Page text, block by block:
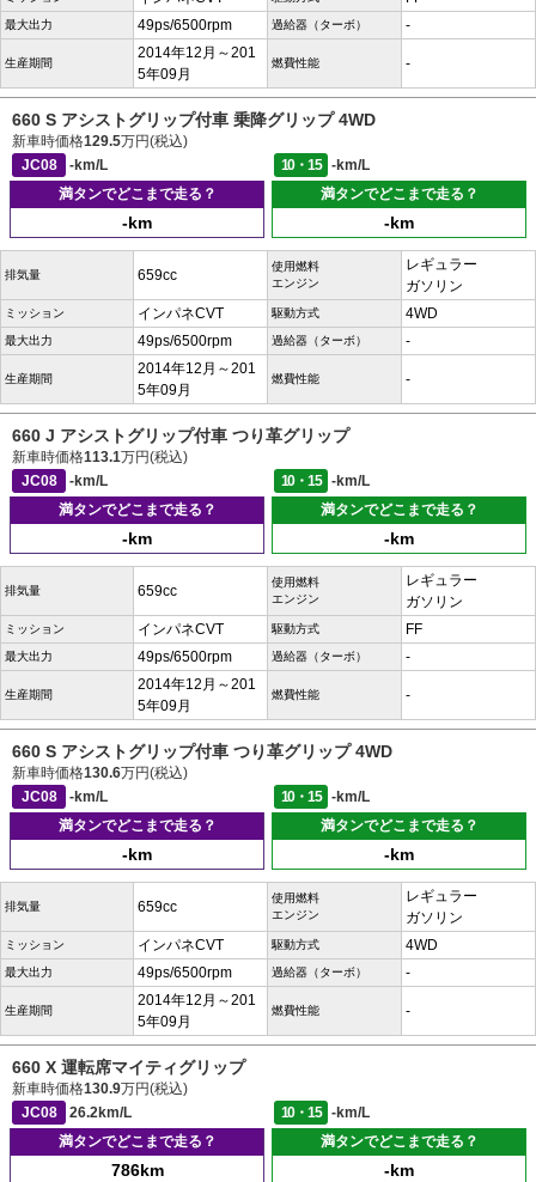
最大出力 49ps/6500rpm 過給器（ターボ） -
生産期間
2014年12月～201
5年09月
燃費性能 -
660 S アシストグリップ付車 乗降グリップ 4WD
新車時価格129.5万円(税込)
JC08
-km/L 10・15
-km/L
満タンでどこまで走る？
-km
満タンでどこまで走る？
-km
排気量 659cc
使用燃料
エンジン
レギュラー
ガソリン
ミッション インパネCVT 駆動方式 4WD
最大出力 49ps/6500rpm 過給器（ターボ） -
生産期間
2014年12月～201
5年09月
燃費性能 -
660 J アシストグリップ付車 つり革グリップ
新車時価格113.1万円(税込)
JC08
-km/L 10・15
-km/L
満タンでどこまで走る？
-km
満タンでどこまで走る？
-km
排気量 659cc
使用燃料
エンジン
レギュラー
ガソリン
ミッション インパネCVT 駆動方式 FF
最大出力 49ps/6500rpm 過給器（ターボ） -
生産期間
2014年12月～201
5年09月
燃費性能 -
660 S アシストグリップ付車 つり革グリップ 4WD
新車時価格130.6万円(税込)
JC08
-km/L 10・15
-km/L
満タンでどこまで走る？
-km
満タンでどこまで走る？
-km
排気量 659cc
使用燃料
エンジン
レギュラー
ガソリン
ミッション インパネCVT 駆動方式 4WD
最大出力 49ps/6500rpm 過給器（ターボ） -
生産期間
2014年12月～201
5年09月
燃費性能 -
660 X 運転席マイティグリップ
新車時価格130.9万円(税込)
JC08
26.2km/L 10・15
-km/L
満タンでどこまで走る？
786km
満タンでどこまで走る？
-km